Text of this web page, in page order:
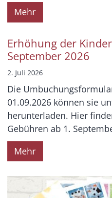
Mehr
Erhöhung der
September 2026
2. Juli 2026
Die
01.09.2026 können sie
herunterladen. Hier
Gebühren ab 1.
Mehr